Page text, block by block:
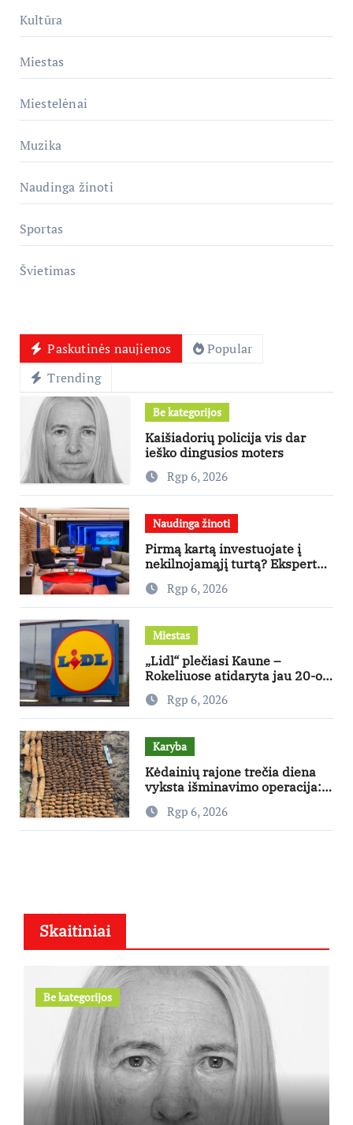
Kultūra
Miestas
Miestelėnai
Muzika
Naudinga žinoti
Sportas
Švietimas
Paskutinės naujienos
Popular
Trending
Be kategorijos
Kaišiadorių policija vis dar
ieško dingusios moters
Rgp 6, 2026
Naudinga žinoti
Pirmą kartą investuojate į
nekilnojamąjį turtą? Ekspertas
pataria, kaip pasirinkti būstą,
kuris generuos grąžą
Rgp 6, 2026
Miestas
„Lidl“ plečiasi Kaune –
Rokeliuose atidaryta jau 20-oji
parduotuvė mieste
Rgp 6, 2026
Karyba
Kėdainių rajone trečia diena
vyksta išminavimo operacija:
rastas didelis kiekis Antrojo
pasaulinio karo laikų
standartinės amunicijos ir jos
Rgp 6, 2026
Skaitiniai
Be kategorijos